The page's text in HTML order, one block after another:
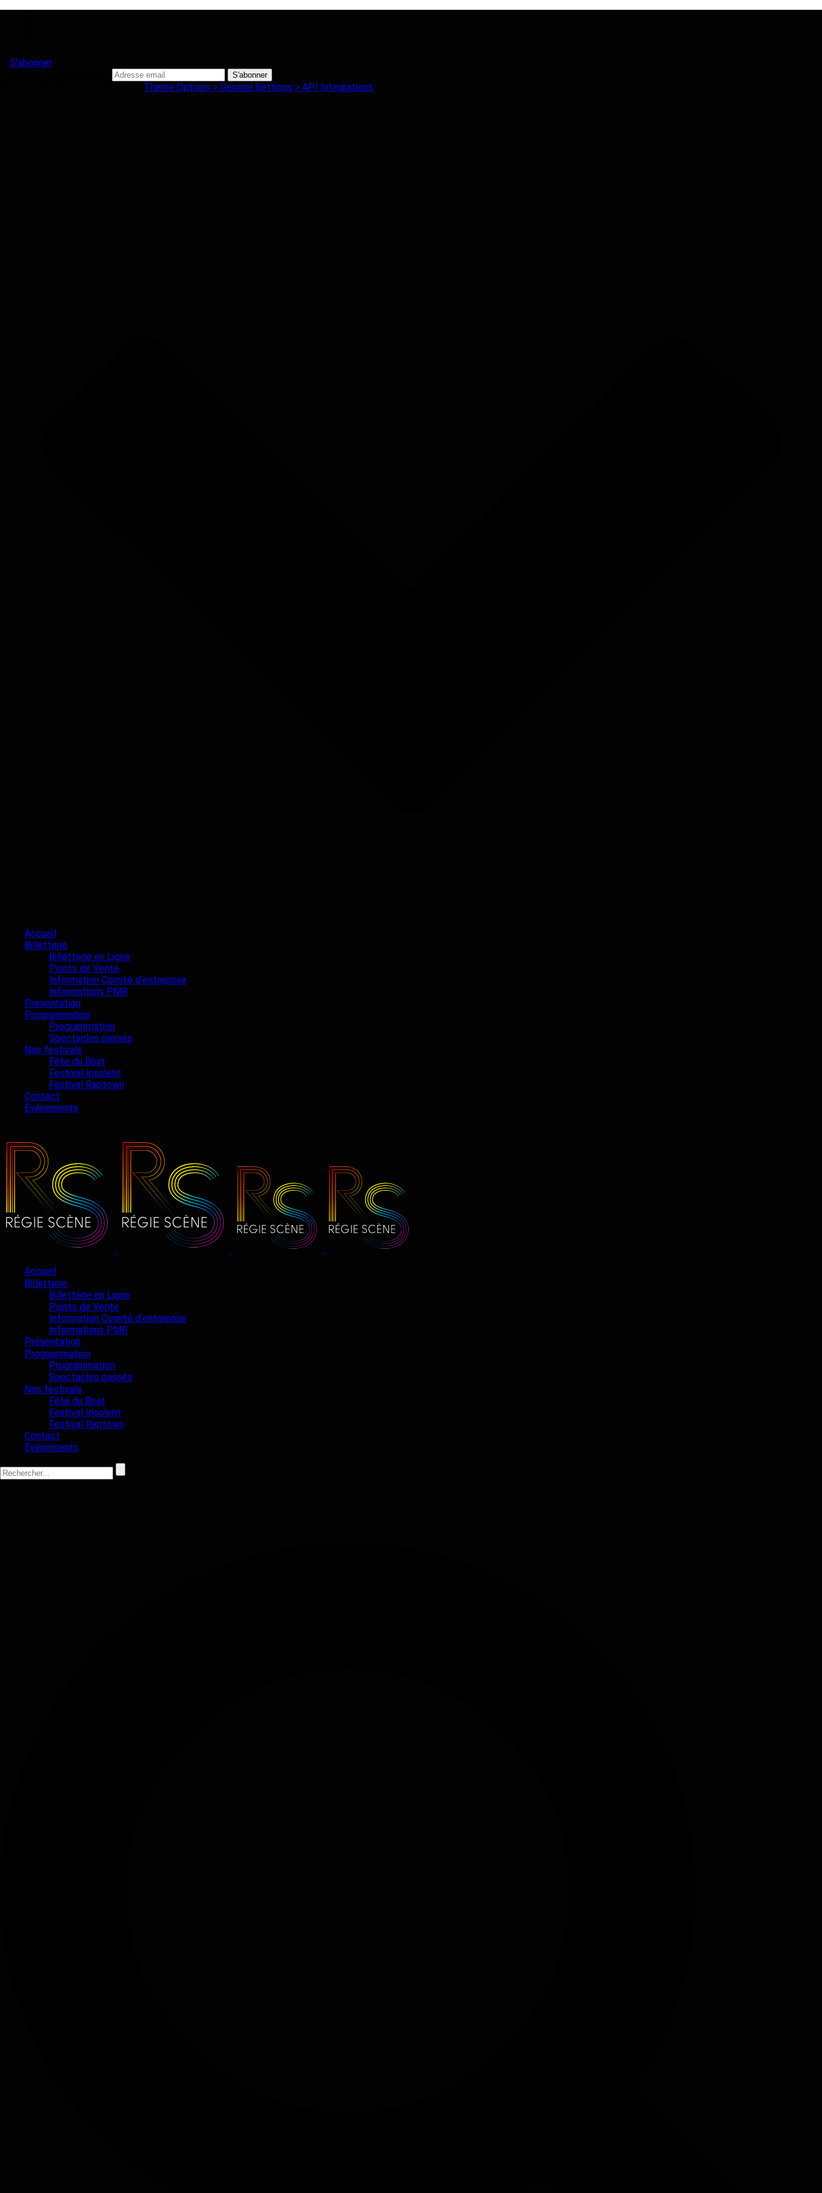
S'abonner
Theme Options > General Settings > API Integrations
Accueil
Billetterie
Billetterie en Ligne
Points de Vente
Information Comité d’entreprise
Informations PMR
Présentation
Programmation
Programmation
Spectacles passés
Nos festivals
Fête du Bruit
Festival Insolent
Festival Raptown
Contact
Événements
Accueil
Billetterie
Billetterie en Ligne
Points de Vente
Information Comité d’entreprise
Informations PMR
Présentation
Programmation
Programmation
Spectacles passés
Nos festivals
Fête du Bruit
Festival Insolent
Festival Raptown
Contact
Événements